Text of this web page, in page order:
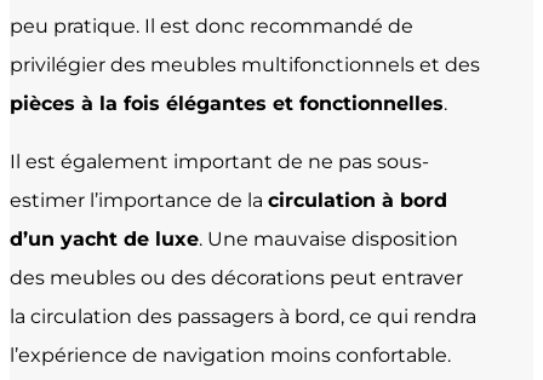
peu pratique. Il est donc recommandé de
privilégier des meubles multifonctionnels et des
pièces à la fois élégantes et fonctionnelles.
Il est également important de ne pas sous-
estimer l’importance de la circulation à bord
d’un yacht de luxe. Une mauvaise disposition
des meubles ou des décorations peut entraver
la circulation des passagers à bord, ce qui rendra
l’expérience de navigation moins confortable.